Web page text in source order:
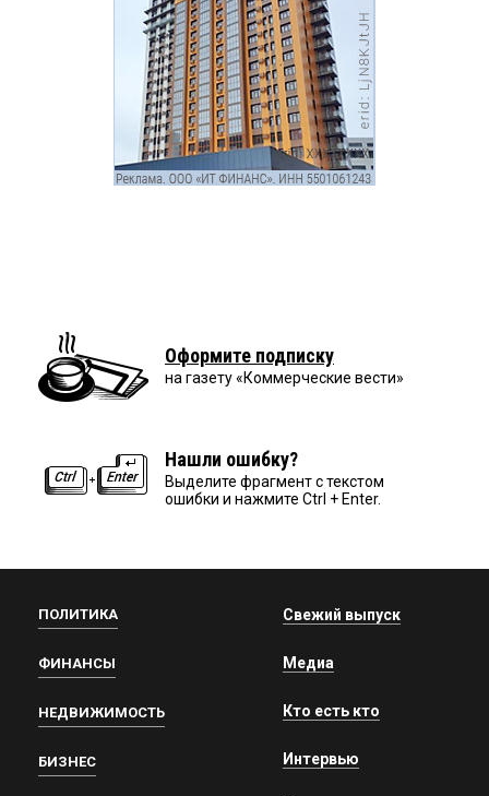
Оформите подписку
на газету «Коммерческие вести»
Нашли ошибку?
Выделите фрагмент с текстом
ошибки и нажмите Ctrl + Enter.
ПОЛИТИКА
ФИНАНСЫ
НЕДВИЖИМОСТЬ
БИЗНЕС
Свежий выпуск
Медиа
Кто есть кто
Интервью